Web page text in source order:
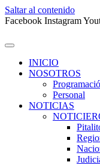
Saltar al contenido
Facebook Instagram
INICIO
NOSOTROS
Personal
NOTICIAS